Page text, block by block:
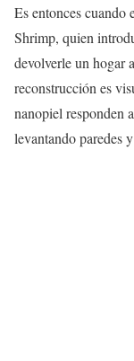
Es entonces cuando
Shrimp, quien
devolverle un hogar
reconstrucción es
nanopiel responden
levantando paredes